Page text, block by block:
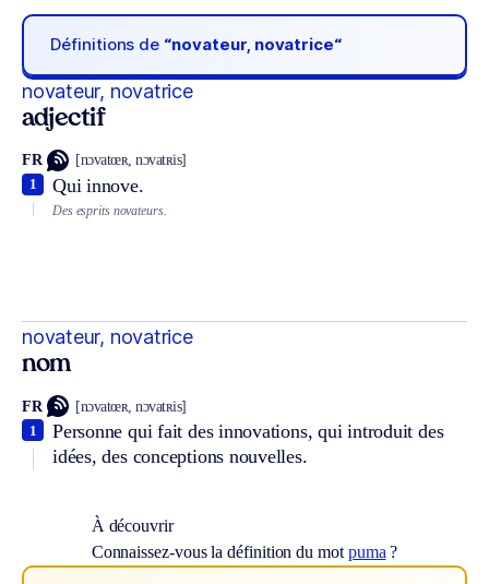
Définitions de “novateur, novatrice“
novateur, novatrice
adjectif
FR [nɔvatœʀ, nɔvatʀis]
Qui innove.
1
Des esprits novateurs.
novateur, novatrice
nom
FR [nɔvatœʀ, nɔvatʀis]
Personne qui fait des innovations, qui introduit des
idées, des conceptions nouvelles.
1
À découvrir
Connaissez-vous la définition du mot puma ?